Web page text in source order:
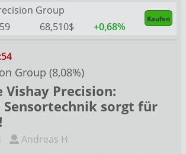
Group
Kaufen
68,510$ +0,68%
Group (8,08%)
Vishay Precision:
Sensortechnik sorgt für
Andreas H